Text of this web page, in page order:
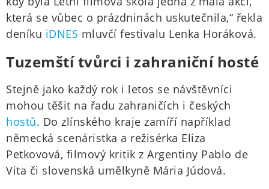
která se vůbec o prázdninách uskutečnila,“ řekla
deníku iDNES mluvčí festivalu Lenka Horáková.
Tuzemští tvůrci i zahraniční hosté
Stejně jako každý rok i letos se návštěvníci
mohou těšit na řadu zahraničích i českých
hostů. Do zlínského kraje zamíří například
německá scenáristka a režisérka Eliza
Petkovová, filmový kritik z Argentiny Pablo de
Vita či slovenská umělkyně Mária Júdová.